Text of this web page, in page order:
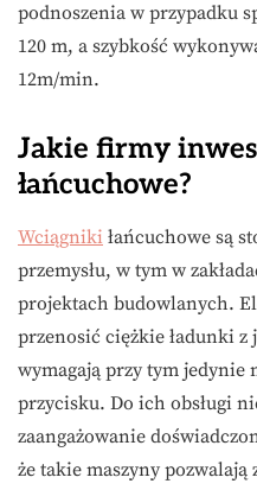
podnoszenia w przypadku
120 m, a szybkość
12m/min.
Jakie firmy
łańcuchowe?
Wciągniki łańcuchowe są
przemysłu, w tym w
projektach budowlanych.
przenosić ciężkie ładunki z
wymagają przy tym jedynie
przycisku. Do ich obsługi
zaangażowanie
że takie maszyny